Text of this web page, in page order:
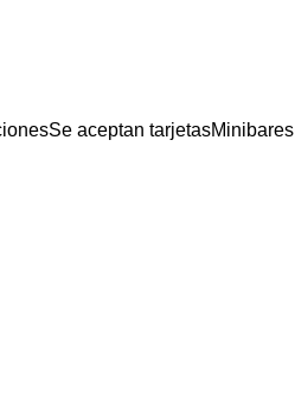
Se aceptan tarjetasMinibares